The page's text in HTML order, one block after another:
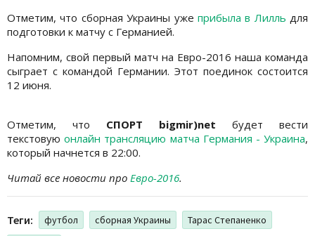
Отметим, что сборная Украины уже прибыла в Лилль для
подготовки к матчу с Германией.
Напомним, свой первый матч на Евро-2016 наша команда
сыграет с командой Германии. Этот поединок состоится
12 июня.
Отметим, что СПОРТ bigmir)net будет вести
текстовуюонлайн трансляцию матча Германия - Украина,
который начнется в 22:00.
Читай все новости про Евро-2016.
Теги: футбол сборная Украины
Тарас Степаненко